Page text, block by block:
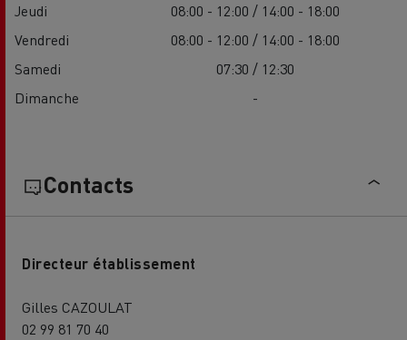
Jeudi
08:00 - 12:00 / 14:00 - 18:00
Vendredi
08:00 - 12:00 / 14:00 - 18:00
Samedi
07:30 / 12:30
Dimanche
-
Contacts
Directeur établissement
Gilles CAZOULAT
02 99 81 70 40